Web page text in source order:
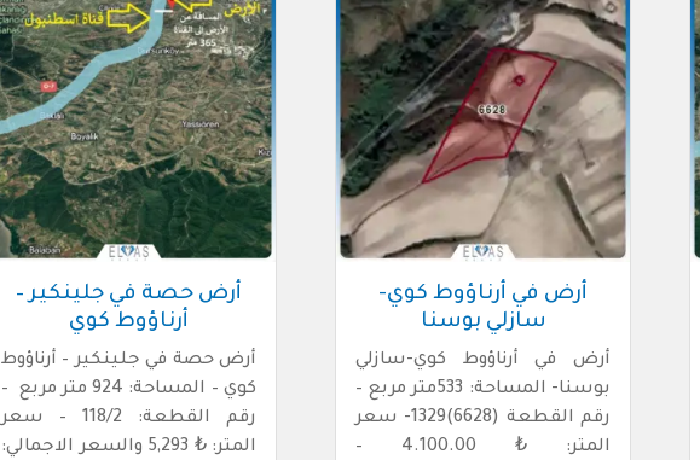
أرض في أرناؤوط كوي-
سازلي بوسنا
أرض في أرناؤوط كوي-سازلي
بوسنا- المساحة: 533متر مربع –
رقم القطعة (6628)1329- سعر
المتر: ₺ 4.100.00 –
أرض حصة في جلينكير –
أرناؤوط كوي
أرض حصة في جلينكير – أرناؤوط
كوي – المساحة: 924 متر مربع –
رقم القطعة: 118/2 – سعر
المتر: ₺ 5,293 والسعر الاجمالي: